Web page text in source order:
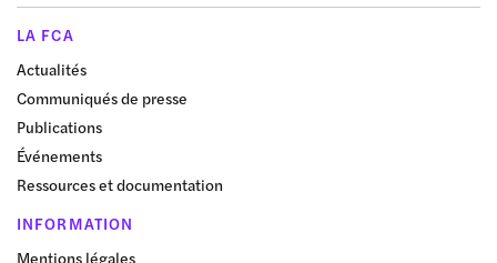
LA FCA
Actualités
Communiqués de presse
Publications
Événements
Ressources et documentation
INFORMATION
Mentions légales